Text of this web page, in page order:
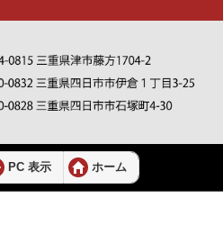
PC 表示 ホーム